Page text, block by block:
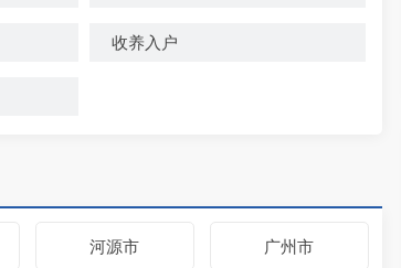
收养入户
河源市 广州市